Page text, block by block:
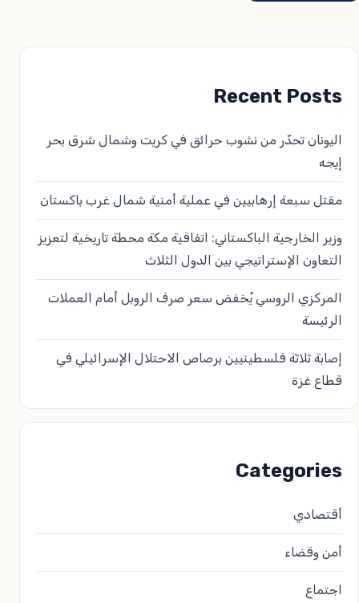
Recent Posts
اليونان تحذّر من نشوب حرائق في كريت وشمال شرق بحر
إيجه
مقتل سبعة إرهابيين في عملية أمنية شمال غرب باكستان
وزير الخارجية الباكستاني: اتفاقية مكة محطة تاريخية لتعزيز
التعاون الإستراتيجي بين الدول الثلاث
المركزي الروسي يُخفض سعر صرف الروبل أمام العملات
الرئيسة
إصابة ثلاثة فلسطينيين برصاص الاحتلال الإسرائيلي في
قطاع غزة
Categories
أقتصادي
أمن وقضاء
اجتماع